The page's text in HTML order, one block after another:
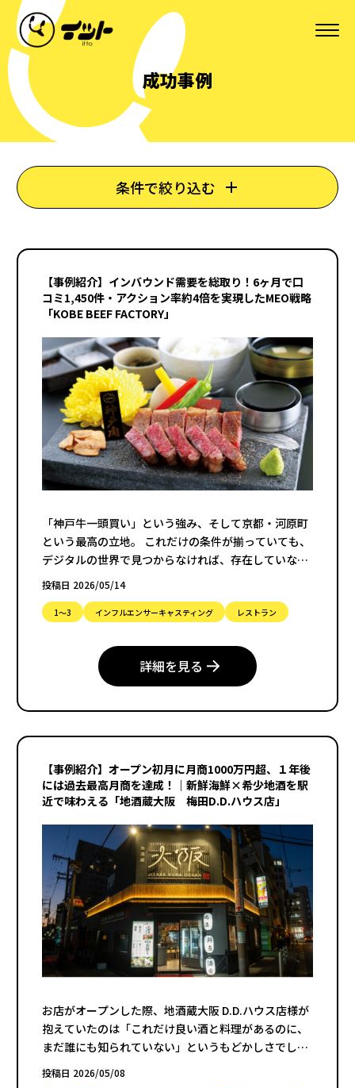
成功事例
条件で絞り込む
【事例紹介】インバウンド需要を総取り！6ヶ月で口
コミ1,450件・アクション率約4倍を実現したMEO戦略
「KOBE BEEF FACTORY」
「神戸牛一頭買い」という強み、そして京都・河原町
という最高の立地。 これだけの条件が揃っていても、
デジタルの世界で見つからなければ、存在していない
のと同じになってしまう。それが今の時代の集客の難
投稿日 2026/05/14
1〜3 インフルエンサーキャスティング レストラン
詳細を見る
【事例紹介】オープン初月に月商1000万円超、１年後
には過去最高月商を達成！｜新鮮海鮮×希少地酒を駅
近で味わえる「地酒蔵大阪 梅田D.D.ハウス店」
お店がオープンした際、地酒蔵大阪 D.D.ハウス店様が
抱えていたのは「これだけ良い酒と料理があるのに、
まだ誰にも知られていない」というもどかしさでした
。梅田という居酒屋がひしめき合うエリアでは、ただ
待っているだけでお客様が来ることはありません。
投稿日 2026/05/08